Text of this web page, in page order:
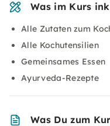
Was im Kurs
Alle Zutaten zum
Alle Kochutensilien
Gemeinsames Essen
Ayurveda-Rezepte
Was Du zum